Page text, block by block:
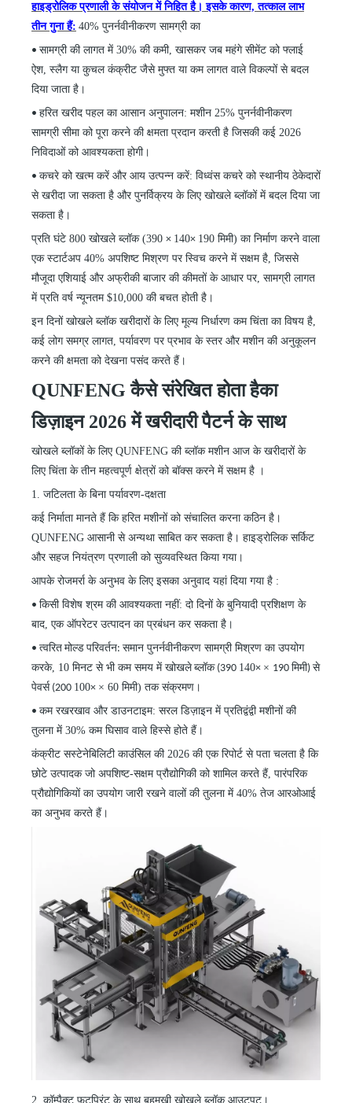
हाइड्रोलिक प्रणाली के संयोजन में निहित है। इसके कारण, तत्काल लाभ
तीन गुना हैं: 40% पुनर्नवीनीकरण सामग्री का
• सामग्री की लागत में 30% की कमी, खासकर जब महंगे सीमेंट को फ्लाई
ऐश, स्लैग या कुचल कंक्रीट जैसे मुफ्त या कम लागत वाले विकल्पों से बदल
दिया जाता है।
• हरित खरीद पहल का आसान अनुपालन: मशीन 25% पुनर्नवीनीकरण
सामग्री सीमा को पूरा करने की क्षमता प्रदान करती है जिसकी कई 2026
निविदाओं को आवश्यकता होगी।
• कचरे को खत्म करें और आय उत्पन्न करें: विध्वंस कचरे को स्थानीय ठेकेदारों
से खरीदा जा सकता है और पुनर्विक्रय के लिए खोखले ब्लॉकों में बदल दिया जा
सकता है।
प्रति घंटे 800 खोखले ब्लॉक (390 × 140× 190 मिमी) का निर्माण करने वाला
एक स्टार्टअप 40% अपशिष्ट मिश्रण पर स्विच करने में सक्षम है, जिससे
मौजूदा एशियाई और अफ्रीकी बाजार की कीमतों के आधार पर, सामग्री लागत
में प्रति वर्ष न्यूनतम $10,000 की बचत होती है।
इन दिनों खोखले ब्लॉक खरीदारों के लिए मूल्य निर्धारण कम चिंता का विषय है,
कई लोग समग्र लागत, पर्यावरण पर प्रभाव के स्तर और मशीन की अनुकूलन
करने की क्षमता को देखना पसंद करते हैं।
QUNFENG कैसे संरेखित होता हैका
डिज़ाइन 2026 में खरीदारी पैटर्न के साथ
खोखले ब्लॉकों के लिए QUNFENG की ब्लॉक मशीन आज के खरीदारों के
लिए चिंता के तीन महत्वपूर्ण क्षेत्रों को बॉक्स करने में सक्षम है ।
1. जटिलता के बिना पर्यावरण-दक्षता
कई निर्माता मानते हैं कि हरित मशीनों को संचालित करना कठिन है।
QUNFENG आसानी से अन्यथा साबित कर सकता है। हाइड्रोलिक सर्किट
और सहज नियंत्रण प्रणाली को सुव्यवस्थित किया गया।
आपके रोजमर्रा के अनुभव के लिए इसका अनुवाद यहां दिया गया है :
• किसी विशेष श्रम की आवश्यकता नहीं: दो दिनों के बुनियादी प्रशिक्षण के
बाद, एक ऑपरेटर उत्पादन का प्रबंधन कर सकता है।
• त्वरित मोल्ड परिवर्तन: समान पुनर्नवीनीकरण सामग्री मिश्रण का उपयोग
करके, 10 मिनट से भी कम समय में खोखले ब्लॉक (390 140× × 190 मिमी) से
पेवर्स (200 100× × 60 मिमी) तक संक्रमण।
• कम रखरखाव और डाउनटाइम: सरल डिज़ाइन में प्रतिद्वंद्वी मशीनों की
तुलना में 30% कम घिसाव वाले हिस्से होते हैं।
कंक्रीट सस्टेनेबिलिटी काउंसिल की 2026 की एक रिपोर्ट से पता चलता है कि
छोटे उत्पादक जो अपशिष्ट-सक्षम प्रौद्योगिकी को शामिल करते हैं, पारंपरिक
प्रौद्योगिकियों का उपयोग जारी रखने वालों की तुलना में 40% तेज आरओआई
का अनुभव करते हैं।
2. कॉम्पैक्ट फ़ुटप्रिंट के साथ बहुमुखी खोखले ब्लॉक आउटपुट।